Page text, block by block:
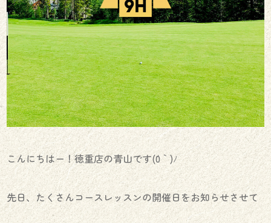
こんにちはー！徳重店の青山です(´0｀)ﾉ
先日、たくさんコースレッスンの開催日をお知らせさせて